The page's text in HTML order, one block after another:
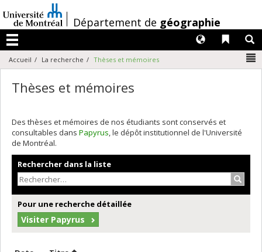
au
contenu
/Département de géographie
Menu
Liens
Langues
Accueil La recherche Thèses et mémoires
Thèses et mémoires
Des thèses et mémoires de nos étudiants sont conservés et
consultables dans Papyrus, le dépôt institutionnel de l'Université
de Montréal.
Rechercher dans la liste
Pour une recherche détaillée
Visiter Papyrus